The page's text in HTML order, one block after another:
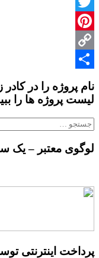
Twitter
Pinterest
Copy
لیست پروژه ها را
جستجو
برای:
لوگوی معتبر – یک
پرداخت اینترنتی